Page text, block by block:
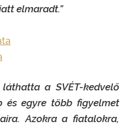
elmaradt.”
a SVÉT-kedvelő
és egyre több figyelmet
Azokra a fiatalokra,